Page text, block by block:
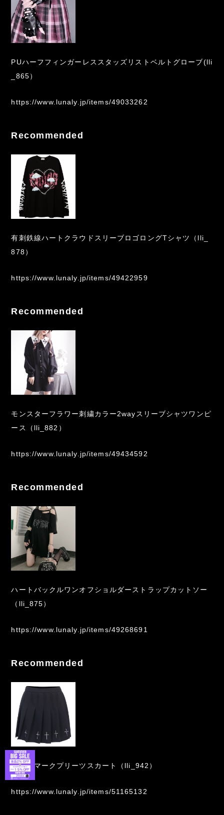
PUハーフフィンガーレススタッズリストベルトグローブ(lli
_865）
https://www.lunaly.jp/items/49033262
Recommended
有刺鉄線ハートクラウドスリーブロゴロングTシャツ（lli_
878）
https://www.lunaly.jp/items/49422959
Recommended
モンスターフラワー刺繍カラー2wayスリーブシャツワンピ
ース（lli_882）
https://www.lunaly.jp/items/49434592
Recommended
ハートバックルワンオフショルダーストラップカットソー
（lli_875）
https://www.lunaly.jp/items/49268691
Recommended
クロスマークプリーツスカート（lli_942）
https://www.lunaly.jp/items/51165132